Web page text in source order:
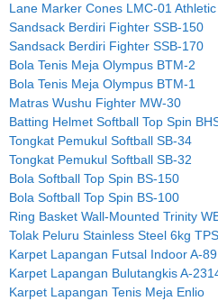
Lane Marker Cones LMC-01 Athletic
Sandsack Berdiri Fighter SSB-150
Sandsack Berdiri Fighter SSB-170
Bola Tenis Meja Olympus BTM-2
Bola Tenis Meja Olympus BTM-1
Matras Wushu Fighter MW-30
Batting Helmet Softball Top Spin
Tongkat Pemukul Softball SB-34
Tongkat Pemukul Softball SB-32
Bola Softball Top Spin BS-150
Bola Softball Top Spin BS-100
Ring Basket Wall-Mounted Trinity
Tolak Peluru Stainless Steel 6kg
Karpet Lapangan Futsal Indoor A-
Karpet Lapangan Bulutangkis A-
Karpet Lapangan Tenis Meja Enlio